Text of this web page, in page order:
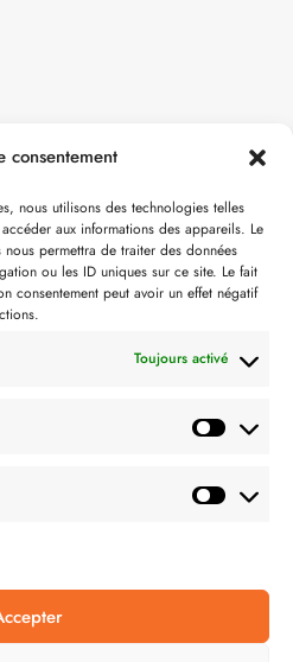
consentement
nous utilisons des technologies telles
aux informations des appareils. Le
permettra de traiter des données
ou les ID uniques sur ce site. Le fait
consentement peut avoir un effet négatif
Toujours activé
GÉNÉRALES DE VENTES